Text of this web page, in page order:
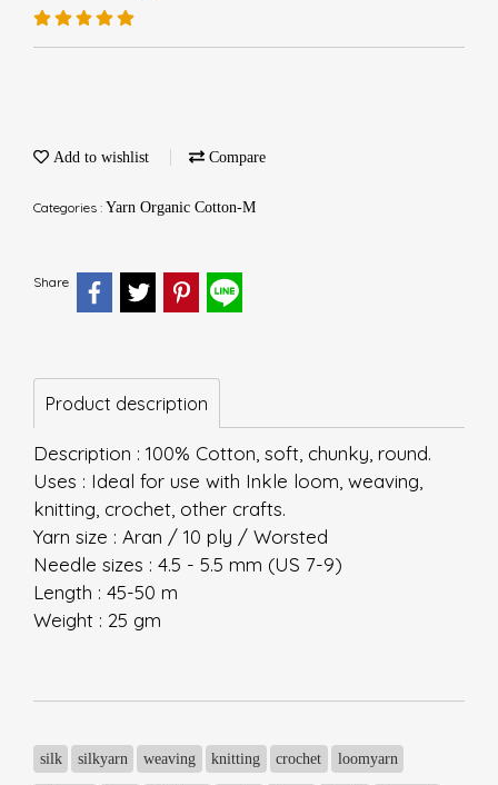
Add to wishlist Compare
Categories : Yarn Organic Cotton-M
Share
Product description
Description : 100% Cotton, soft, chunky, round.
Uses : Ideal for use with Inkle loom, weaving,
knitting, crochet, other crafts.
Yarn size : Aran / 10 ply / Worsted
Needle sizes : 4.5 - 5.5 mm (US 7-9)
Length : 45-50 m
Weight : 25 gm
silk silkyarn weaving knitting crochet loomyarn